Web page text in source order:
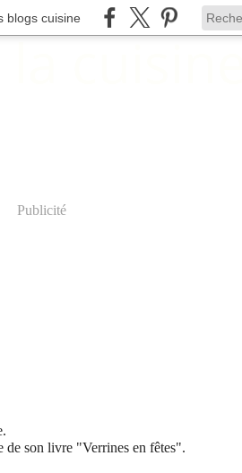
blogs cuisine
Publicité
de son livre "Verrines en fêtes".